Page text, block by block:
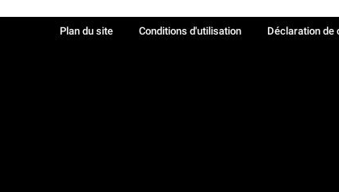
Plan du site Conditions d'utilisation Déclaration de